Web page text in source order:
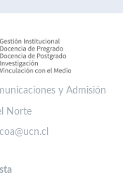
y Admisión
Norte